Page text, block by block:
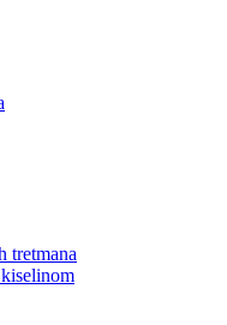
tretmana